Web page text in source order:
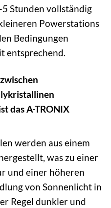
Stunden vollständig
Powerstations
Bedingungen
entsprechend.
das A-TRONIX
werden aus einem
was zu einer
und einer höheren
von Sonnenlicht in
Regel dunkler und